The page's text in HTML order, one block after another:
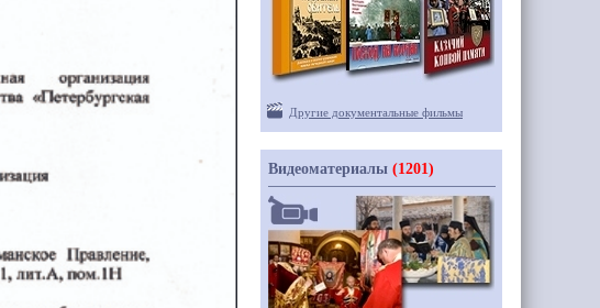
Другие документальные фильмы
Видеоматериалы (1201)